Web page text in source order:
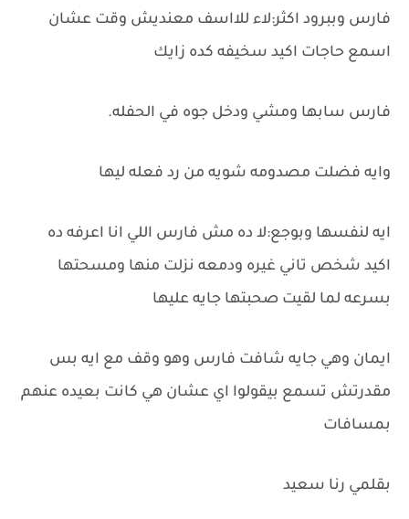
فارس وببرود اكثر:لاء للااسف معنديش وقت عشان
اسمع حاجات اكيد سخيفه كده زايك
فارس سابها ومشي ودخل جوه في الحفله.
وايه فضلت مصدومه شويه من رد فعله ليها
ايه لنفسها وبوجع:لا ده مش فارس اللي انا اعرفه ده
اكيد شخص تاني غيره ودمعه نزلت منها ومسحتها
بسرعه لما لقيت صحبتها جايه عليها
ايمان وهي جايه شافت فارس وهو وقف مع ايه بس
مقدرتش تسمع بيقولوا اي عشان هي كانت بعيده عنهم
بمسافات
بقلمي رنا سعيد